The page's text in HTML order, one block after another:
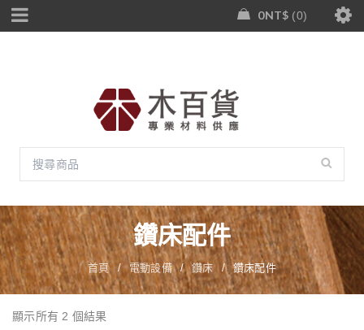
0NT$ 0
鑽床配件
首頁 / 電動設備 / 鑽床 / 鑽床配件
顯示所有 2 個結果